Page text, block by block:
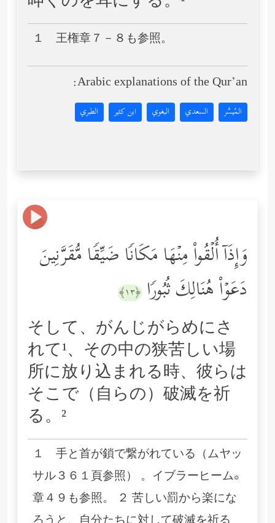
１ 王権章７－８も参照。
Arabic explanations of the Qur’an:
المُيسَّر السعدي البغوي ابن كثير الطبري
وَإِذَاۤ أُلۡقُواْ مِنۡهَا مَكَانࣰا ضَیِّقࣰا مُّقَرَّنِینَ
دَعَوۡاْ هُنَالِكَ ثُبُورࣰا ﴿١٣﴾
そして、がんじがらめにさ
れて¹、その中の狭苦しい場
所に放り込まれる時、彼らは
そこで（自らの）破滅を祈
る。²
１ 手と首が鎖で繋がれている（ムヤッ
サル３６１頁参照） 。イブラーヒーム*
章４９も参照。 ２ 苦しい罰から楽にな